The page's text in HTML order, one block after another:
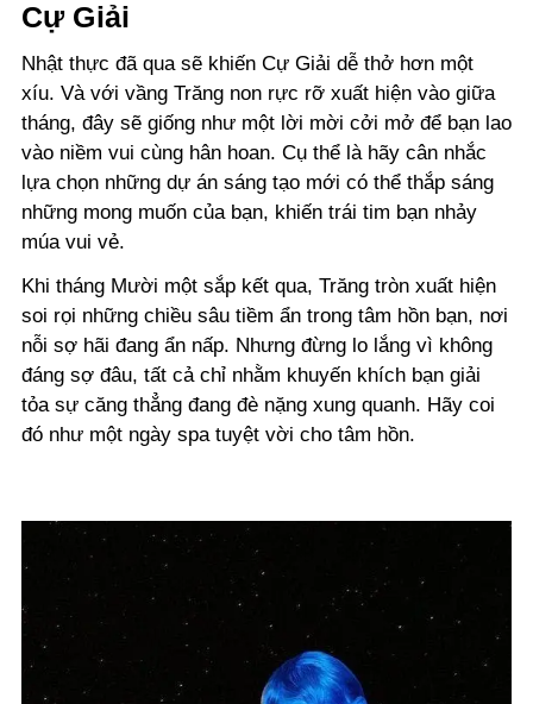
Cự Giải
Nhật thực đã qua sẽ khiến Cự Giải dễ thở hơn một
xíu. Và với vầng Trăng non rực rỡ xuất hiện vào giữa
tháng, đây sẽ giống như một lời mời cởi mở để bạn lao
vào niềm vui cùng hân hoan. Cụ thể là hãy cân nhắc
lựa chọn những dự án sáng tạo mới có thể thắp sáng
những mong muốn của bạn, khiến trái tim bạn nhảy
múa vui vẻ.
Khi tháng Mười một sắp kết qua, Trăng tròn xuất hiện
soi rọi những chiều sâu tiềm ẩn trong tâm hồn bạn, nơi
nỗi sợ hãi đang ẩn nấp. Nhưng đừng lo lắng vì không
đáng sợ đâu, tất cả chỉ nhằm khuyến khích bạn giải
tỏa sự căng thẳng đang đè nặng xung quanh. Hãy coi
đó như một ngày spa tuyệt vời cho tâm hồn.